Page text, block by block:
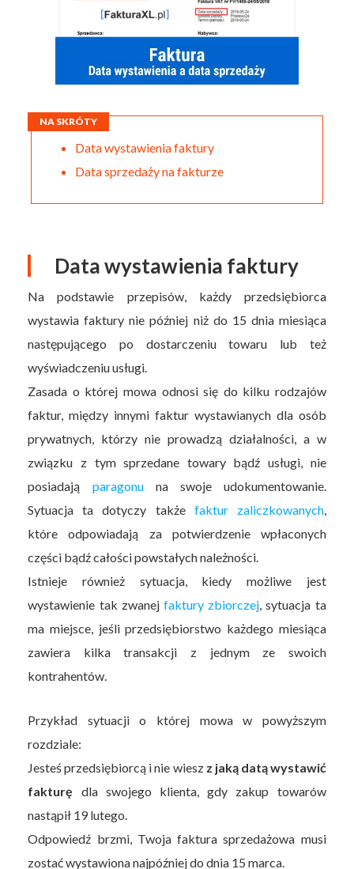
NA SKRÓTY
Data wystawienia faktury
Data sprzedaży na fakturze
Data wystawienia faktury
Na podstawie przepisów, każdy przedsiębiorca
wystawia faktury nie później niż do 15 dnia miesiąca
następującego po dostarczeniu towaru lub też
wyświadczeniu usługi.
Zasada o której mowa odnosi się do kilku rodzajów
faktur, między innymi faktur wystawianych dla osób
prywatnych, którzy nie prowadzą działalności, a w
związku z tym sprzedane towary bądź usługi, nie
posiadają paragonuna swoje udokumentowanie.
Sytuacja ta dotyczy także faktur zaliczkowanych,
które odpowiadają za potwierdzenie wpłaconych
części bądź całości powstałych należności.
Istnieje również sytuacja, kiedy możliwe jest
wystawienie tak zwanej faktury zbiorczej , sytuacja ta
ma miejsce, jeśli przedsiębiorstwo każdego miesiąca
zawiera kilka transakcji z jednym ze swoich
kontrahentów.
Przykład sytuacji o której mowa w powyższym
rozdziale:
Jesteś przedsiębiorcą i nie wiesz z jaką datą wystawić
fakturę dla swojego klienta, gdy zakup towarów
nastąpił 19 lutego.
Odpowiedź brzmi, Twoja faktura sprzedażowa musi
zostać wystawiona najpóźniej do dnia 15 marca.